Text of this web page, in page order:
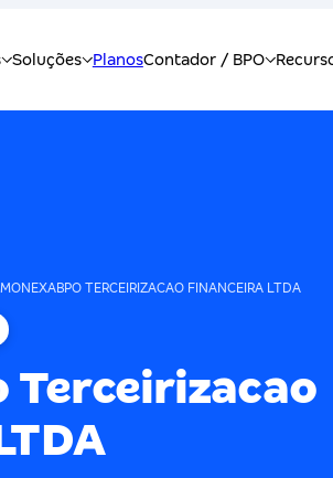
MONEXABPO TERCEIRIZACAO FINANCEIRA LTDA
Terceirizacao